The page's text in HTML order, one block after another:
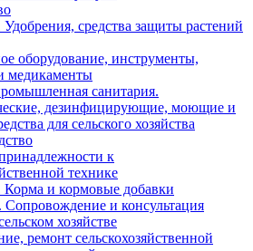
средства защиты растений
оборудование, инструменты,
медикаменты
санитария.
дезинфицирующие, моющие и
для сельского хозяйства
к
технике
и кормовые добавки
Сопровождение и консультация
хозяйстве
ремонт сельскохозяйственной